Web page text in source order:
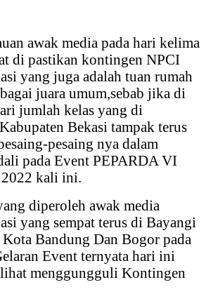
awak media pada hari kelima
di pastikan kontingen NPCI
yang juga adalah tuan rumah
juara umum,sebab jika di
jumlah kelas yang di
Bekasi tampak terus
pesaing nya dalam
pada Event PEPARDA VI
kali ini.
diperoleh awak media
yang sempat terus di Bayangi
Bandung Dan Bogor pada
Event ternyata hari ini
menggungguli Kontingen